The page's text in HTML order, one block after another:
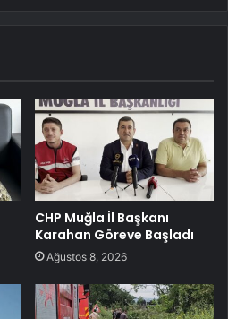
CHP Muğla İl Başkanı
Karahan Göreve Başladı
Ağustos 8, 2026